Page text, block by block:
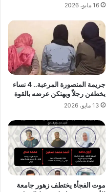
16 مايو، 2026
جريمة المنصورة المرعبة.. 4 نساء
يخطفن رجلاً ويهتكن عرضه بالقوة
13 مايو، 2026
موت الفجأة يختطف زهور جامعة